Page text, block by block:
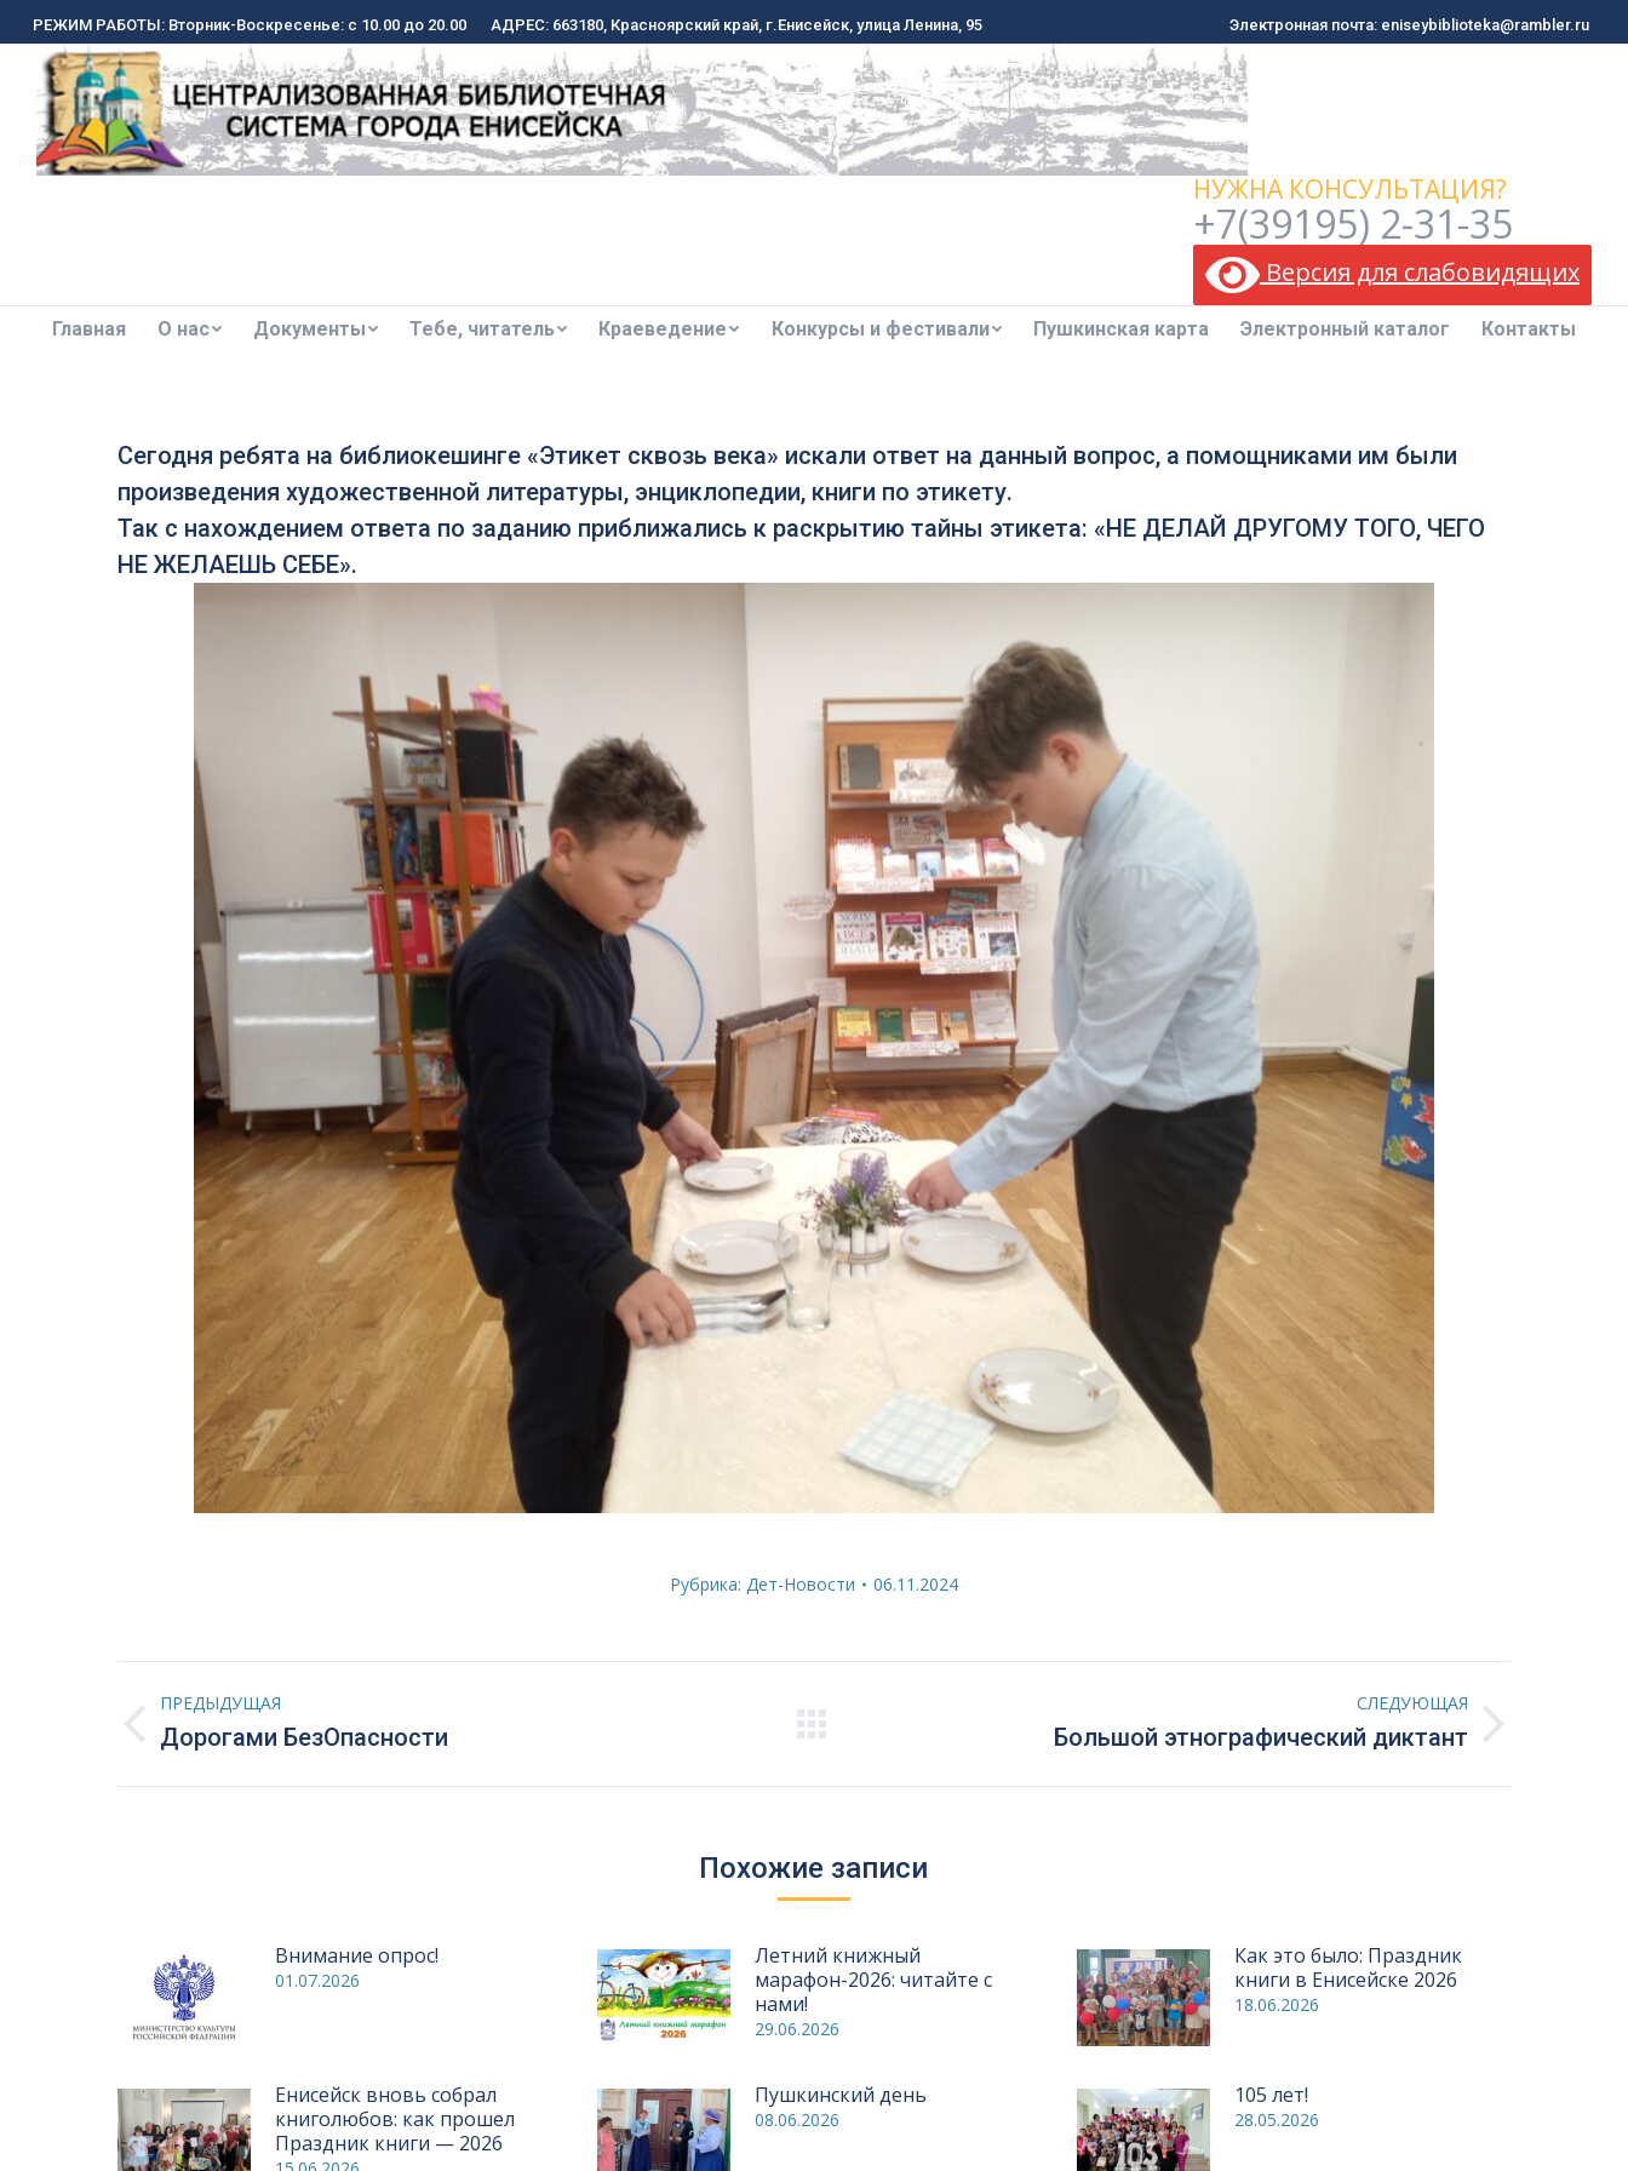
РЕЖИМ РАБОТЫ: Вторник-Воскресенье: с 10.00 до 20.00 АДРЕС: 663180, Красноярский край, г.Енисейск, улица Ленина, 95 Электронная почта: eniseybiblioteka@rambler.ru
НУЖНА КОНСУЛЬТАЦИЯ?
+7(39195) 2-31-35
Версия для слабовидящих
Главная О нас Документы Тебе, читатель Краеведение Конкурсы и фестивали Пушкинская карта Электронный каталог Контакты
Сегодня ребята на библиокешинге «Этикет сквозь века» искали ответ на данный вопрос, а помощниками им были
произведения художественной литературы, энциклопедии, книги по этикету.
Так с нахождением ответа по заданию приближались к раскрытию тайны этикета: «НЕ ДЕЛАЙ ДРУГОМУ ТОГО, ЧЕГО
НЕ ЖЕЛАЕШЬ СЕБЕ».
Рубрика: Дет-Новости 06.11.2024
Навигация
по
записям
ПРЕДЫДУЩАЯ
Предыдущая
запись:
Дорогами БезОпасности
СЛЕДУЮЩАЯ
Большой этнографический диктант
Похожие записи
Внимание опрос!
01.07.2026
Летний книжный
марафон-2026: читайте с
нами!
29.06.2026
Как это было: Праздник
книги в Енисейске 2026
18.06.2026
Енисейск вновь собрал
книголюбов: как прошел
Праздник книги — 2026
Пушкинский день
08.06.2026
105 лет!
28.05.2026
РЕЖИМ РАБОТЫ: Вторник-Воскресенье: с 10.00 до 20.00 АДРЕС: 663180, Красноярский край, г.Енисейск, улица Ленина, 95 Электронная почта: eniseybiblioteka@rambler.ru
Главная О нас Документы Тебе, читатель Краеведение Конкурсы и фестивали Пушкинская карта Электронный каталог